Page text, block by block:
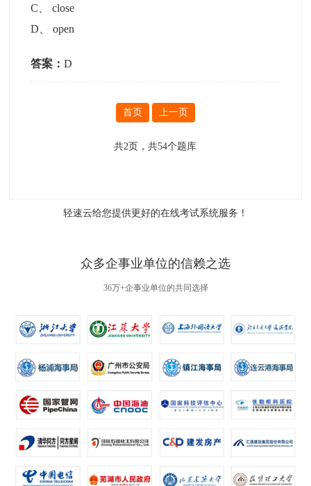
C 、close
D 、open
答案：D
首页 上一页
共2页，共54个题库
轻速云给您提供更好的在线考试系统服务！
众多企事业单位的信赖之选
36万+企事业单位的共同选择